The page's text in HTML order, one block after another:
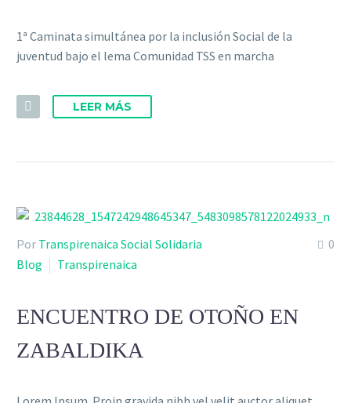
1ª Caminata simultánea por la inclusión Social de la
juventud bajo el lema Comunidad TSS en marcha
LEER MÁS
0
Por Transpirenaica Social Solidaria
Blog
Transpirenaica
ENCUENTRO DE OTOÑO EN
ZABALDIKA